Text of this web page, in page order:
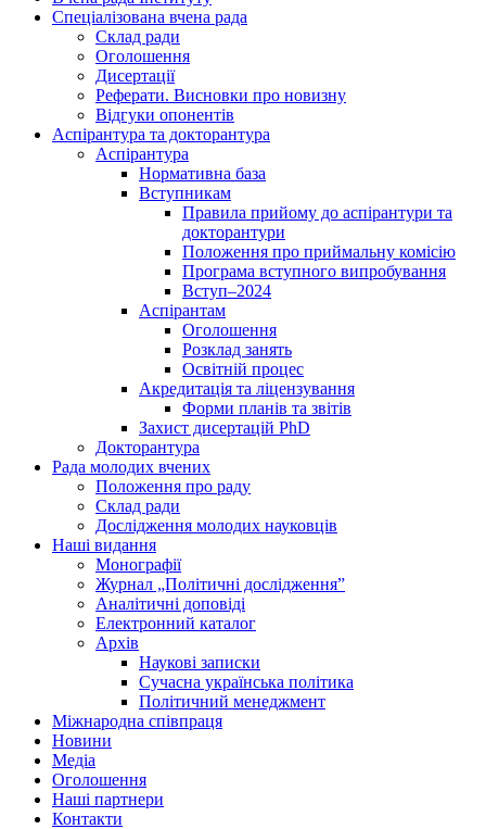
Спеціалізована вчена рада
Склад ради
Оголошення
Дисертації
Реферати. Висновки про новизну
Відгуки опонентів
Аспірантура та докторантура
Аспірантура
Нормативна база
Вступникам
Правила прийому до аспірантури та
докторантури
Положення про приймальну комісію
Програма вступного випробування
Вступ–2024
Аспірантам
Оголошення
Розклад занять
Освітній процес
Акредитація та ліцензування
Форми планів та звітів
Захист дисертацій PhD
Докторантура
Рада молодих вчених
Положення про раду
Склад ради
Дослідження молодих науковців
Наші видання
Монографії
Журнал „Політичні дослідження”
Аналітичні доповіді
Електронний каталог
Архів
Наукові записки
Сучасна українська політика
Політичний менеджмент
Міжнародна співпраця
Новини
Медіa
Оголошення
Наші партнери
Контакти